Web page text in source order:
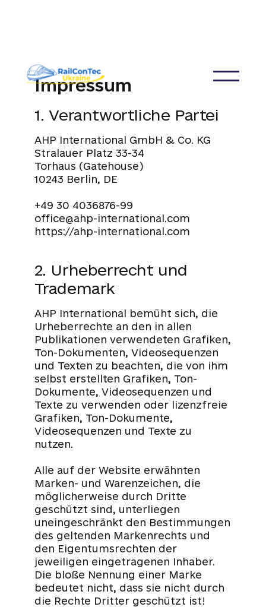
Impressum
1. Verantwortliche Partei
AHP International GmbH & Co. KG
Stralauer Platz 33-34
Torhaus (Gatehouse)
10243 Berlin, DE
+49 30 4036876-99
office@ahp-international.com
https://ahp-international.com
2. Urheberrecht und
Trademark
AHP International bemüht sich, die
Urheberrechte an den in allen
Publikationen verwendeten Grafiken,
Ton-Dokumenten, Videosequenzen
und Texten zu beachten, die von ihm
selbst erstellten Grafiken, Ton-
Dokumente, Videosequenzen und
Texte zu verwenden oder lizenzfreie
Grafiken, Ton-Dokumente,
Videosequenzen und Texte zu
nutzen.
Alle auf der Website erwähnten
Marken- und Warenzeichen, die
möglicherweise durch Dritte
geschützt sind, unterliegen
uneingeschränkt den Bestimmungen
des geltenden Markenrechts und
den Eigentumsrechten der
jeweiligen eingetragenen Inhaber.
Die bloße Nennung einer Marke
bedeutet nicht, dass sie nicht durch
die Rechte Dritter geschützt ist!